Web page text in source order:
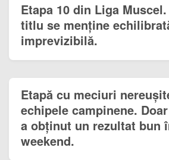
Etapa 10 din Liga
titlu se menține
imprevizibilă.
Etapă cu meciuri
echipele campinene.
a obținut un rezultat bun
weekend.